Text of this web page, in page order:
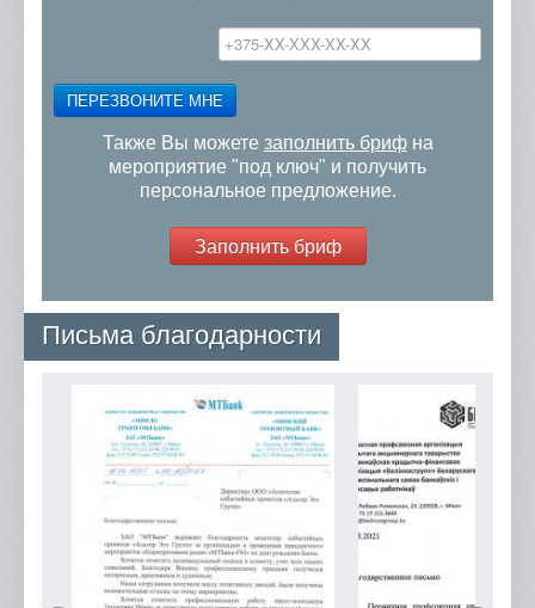
ПЕРЕЗВОНИТЕ МНЕ
Также Вы можете заполнить брифна
мероприятие "под ключ" и получить
персональное предложение.
Заполнить бриф
Письма благодарности